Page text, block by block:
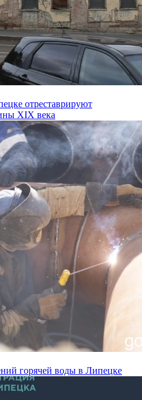
отреставрируют
XIX века
горячей воды в Липецке